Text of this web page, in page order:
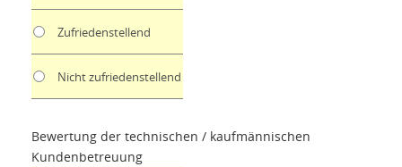
Zufriedenstellend
Nicht zufriedenstellend
Bewertung der technischen / kaufmännischen
Kundenbetreuung